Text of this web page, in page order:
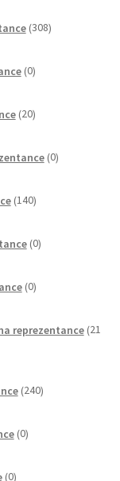
308izdelkov
0izdelkov
20izdelkov
0izdelkov
140izdelkov
0izdelkov
0izdelkov
reprezentance 21
240izdelkov
0izdelkov
0